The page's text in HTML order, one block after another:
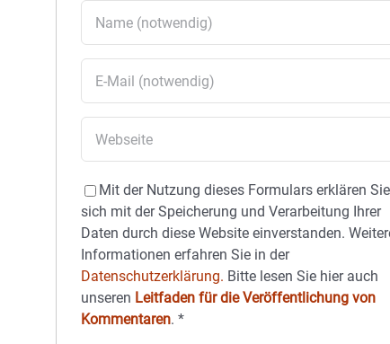
Mit der Nutzung dieses Formulars erklären Sie
sich mit der Speicherung und Verarbeitung Ihrer
Daten durch diese Website einverstanden.
Informationen erfahren Sie in der
Datenschutzerklärung. Bitte lesen Sie hier auch
unseren Leitfaden für die Veröffentlichung von
Kommentaren.*